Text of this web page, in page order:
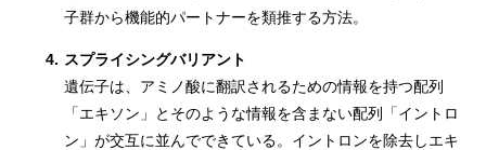
子群から機能的パートナーを類推する方法。
4. スプライシングバリアント
遺伝子は、アミノ酸に翻訳されるための情報を持つ配列
「エキソン」とそのような情報を含まない配列「イントロ
ン」が交互に並んでできている。イントロンを除去しエキ